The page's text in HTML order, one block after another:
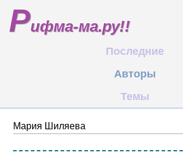
Рифма-ма.ру!!
Последние
Авторы
Темы
Мария Шиляева